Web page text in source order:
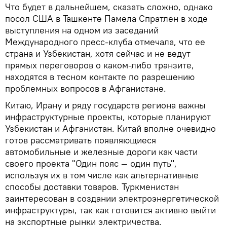
Что будет в дальнейшем, сказать сложно, однако
посол США в Ташкенте Памела Спратлен в ходе
выступления на одном из заседаний
Международного пресс-клуба отмечала, что ее
страна и Узбекистан, хотя сейчас и не ведут
прямых переговоров о каком-либо транзите,
находятся в тесном контакте по разрешению
проблемных вопросов в Афганистане.
Китаю, Ирану и ряду государств региона важны
инфраструктурные проекты, которые планируют
Узбекистан и Афганистан. Китай вполне очевидно
готов рассматривать появляющиеся
автомобильные и железные дороги как части
своего проекта "Один пояс — один путь",
используя их в том числе как альтернативные
способы доставки товаров. Туркменистан
заинтересован в создании электроэнергетической
инфраструктуры, так как готовится активно выйти
на экспортные рынки электричества.